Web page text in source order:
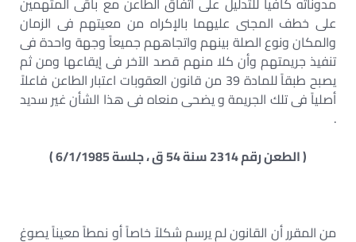
على خطف المجنى عليهما بالإكراه من معيتهم فى الزمان
والمكان ونوع الصلة بينهم واتجاههم جميعاً وجهة واحدة فى
تنفيذ جريمتهم وأن كلا منهم قصد الآخر فى إيقاعها ومن ثم
يصبح طبقاً للمادة 39 من قانون العقوبات اعتبار الطاعن فاعلاً
أصلياً فى تلك الجريمة و يضحى منعاه فى هذا الشأن غير سديد
.
( الطعن رقم 2314 سنة 54 ق ، جلسة 6/1/1985 )
من المقرر أن القانون لم يرسم شكلاً خاصاً أو نمطاً معيناً يصوغ